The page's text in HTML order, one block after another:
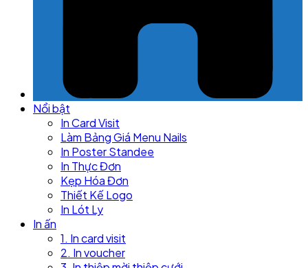
Nổi bật
In Card Visit
Làm Bảng Giá Menu Nails
In Poster Standee
In Thực Đơn
Kẹp Hóa Đơn
Thiết Kế Logo
In Lót Ly
In ấn
1. In card visit
2. In voucher